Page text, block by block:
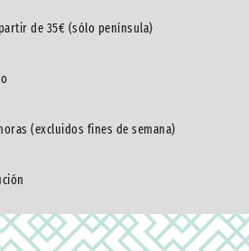
de 35€ (sólo península)
(excluidos fines de semana)